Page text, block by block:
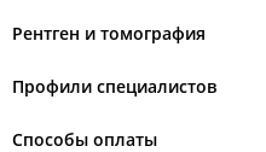
Рентген и томография
Профили специалистов
Способы оплаты